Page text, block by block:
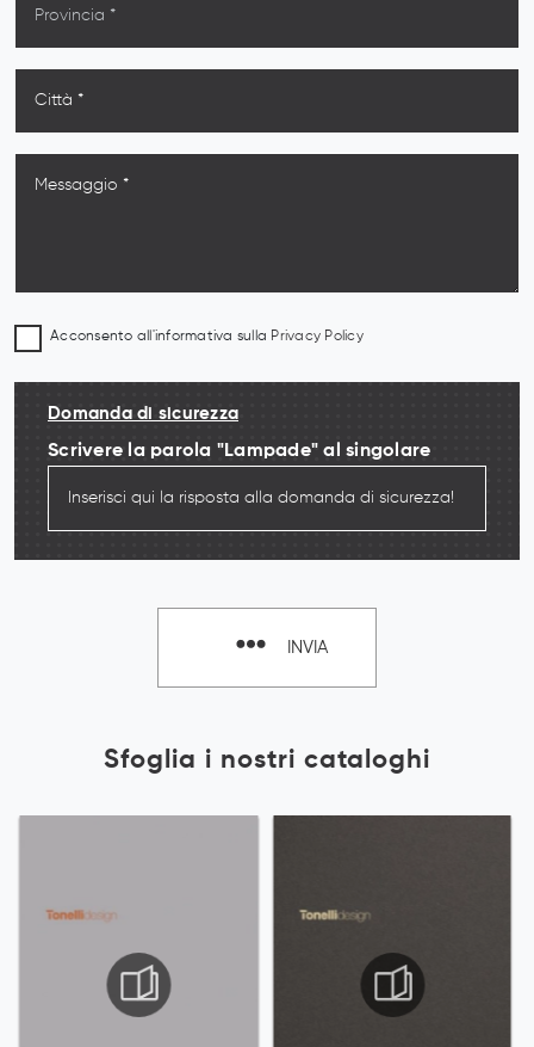
Sfoglia i nostri cataloghi
Acconsento all'informativa sulla Privacy Policy
Domanda di sicurezza
Scrivere la parola "Lampade" al singolare
INVIA